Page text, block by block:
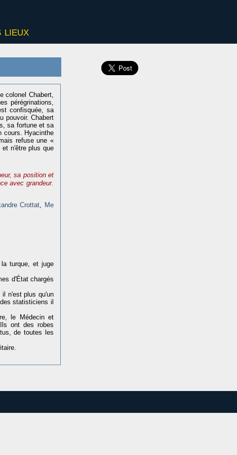
lieux
colonel Chabert,
pérégrinations,
confisquée, sa
pouvoir. Chabert
sa fortune et sa
cours. Hyacinthe
refuse une «
et n'être plus que
sa position et
avec grandeur.
Crottat
Me
turque, et juge
d'État chargés
il n'est plus qu'un
statisticiens il
le Médecin et
ont des robes
de toutes les